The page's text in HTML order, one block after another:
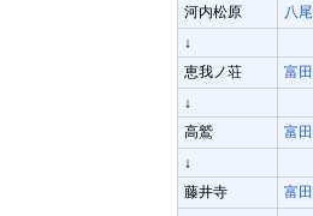
河内松原
八
↓
恵我ノ荘
富
↓
高鷲
富
↓
藤井寺
富